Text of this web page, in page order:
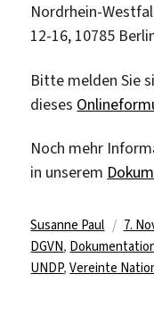
Nordrhein-
12-16, 10785
Bitte melden Sie
dieses
Noch mehr
in unserem
Autor
Susanne Paul
am
7.
DGVN,
UNDP,Vereinte